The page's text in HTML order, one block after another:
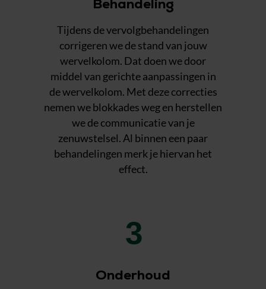
Behandeling
Tijdens de vervolgbehandelingen
corrigeren we de stand van jouw
wervelkolom. Dat doen we door
middel van gerichte aanpassingen in
de wervelkolom. Met deze correcties
nemen we blokkades weg en herstellen
we de communicatie van je
zenuwstelsel. Al binnen een paar
behandelingen merk je hiervan het
effect.
3
Onderhoud